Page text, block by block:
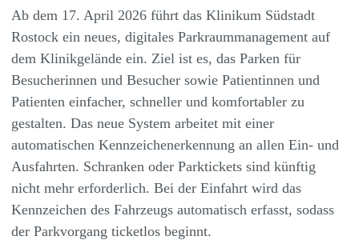
Ab dem 17. April 2026 führt das Klinikum Südstadt
Rostock ein neues, digitales Parkraummanagement auf
dem Klinikgelände ein. Ziel ist es, das Parken für
Besucherinnen und Besucher sowie Patientinnen und
Patienten einfacher, schneller und komfortabler zu
gestalten. Das neue System arbeitet mit einer
automatischen Kennzeichenerkennung an allen Ein- und
Ausfahrten. Schranken oder Parktickets sind künftig
nicht mehr erforderlich. Bei der Einfahrt wird das
Kennzeichen des Fahrzeugs automatisch erfasst, sodass
der Parkvorgang ticketlos beginnt.